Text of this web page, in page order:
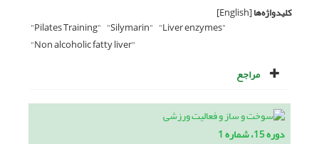
کلیدواژه‌ها[English]
"Pilates Training" "Silymarin" "Liver enzymes"
"Non alcoholic fatty liver"
مراجع
دوره 15، شماره 1